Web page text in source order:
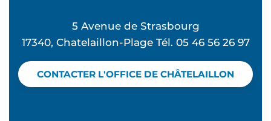
5 Avenue de Strasbourg
17340, Chatelaillon-Plage Tél. 05 46 56 26 97
CONTACTER L'OFFICE DE CHÂTELAILLON